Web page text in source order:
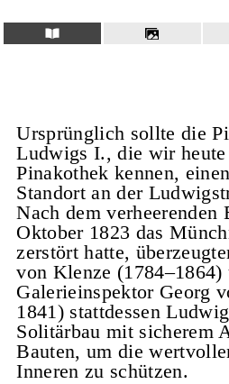
Ursprünglich sollte die
Ludwigs I., die wir
Pinakothek kennen,
Standort an der
Nach dem verheerenden
Oktober 1823 das
zerstört hatte,
von Klenze (1784–1864)
Galerieinspektor Georg
1841) stattdessen
Solitärbau mit sicherem
Bauten, um die
Inneren zu schützen.